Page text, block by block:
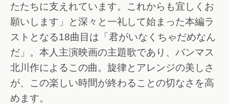
たたちに支えれています。これからも宜しくお
願いします」と深々と一礼して始まった本編ラ
ストとなる18曲目は「君がいなくちゃだめなん
だ」。本人主演映画の主題歌であり、バンマス
北川作によるこの曲。旋律とアレンジの美しさ
が、この楽しい時間が終わることの切なさを高
めます。